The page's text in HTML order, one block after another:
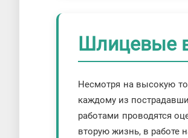
Шлицевые
Несмотря на высокую
каждому из
работами проводятся
вторую жизнь, в работе